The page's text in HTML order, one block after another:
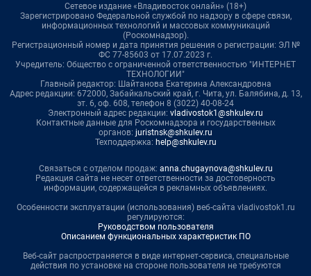
Сетевое издание «Владивосток онлайн» (18+)
Зарегистрировано Федеральной службой по надзору в сфере связи,
информационных технологий и массовых коммуникаций
(Роскомнадзор).
Регистрационный номер и дата принятия решения о регистрации: ЭЛ №
ФС 77-85603 от 17.07.2023 г.
Учредитель: Общество с ограниченной ответственностью "ИНТЕРНЕТ
ТЕХНОЛОГИИ"
Главный редактор: Шайтанова Екатерина Александровна
Адрес редакции: 672000, Забайкальский край, г. Чита, ул. Балябина, д. 13,
эт. 6, оф. 608, телефон 8 (3022) 40-08-24
Электронный адрес редакции: vladivostok1@shkulev.ru
Контактные данные для Роскомнадзора и государственных
органов: juristnsk@shkulev.ru
Техподдержка: help@shkulev.ru
Связаться с отделом продаж: anna.chugaynova@shkulev.ru
Редакция сайта не несет ответственности за достоверность
информации, содержащейся в рекламных объявлениях.
Особенности эксплуатации (использования) веб-сайта vladivostok1.ru
регулируются:
Руководством пользователя
Описанием функциональных характеристик ПО
Веб-сайт распространяется в виде интернет-сервиса, специальные
действия по установке на стороне пользователя не требуются